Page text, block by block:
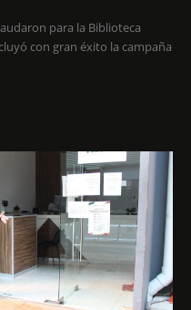
para la Biblioteca